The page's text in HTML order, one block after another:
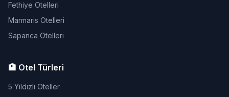
Fethiye Otelleri
Marmaris Otelleri
Sapanca Otelleri
🏨 Otel Türleri
5 Yıldızlı Oteller